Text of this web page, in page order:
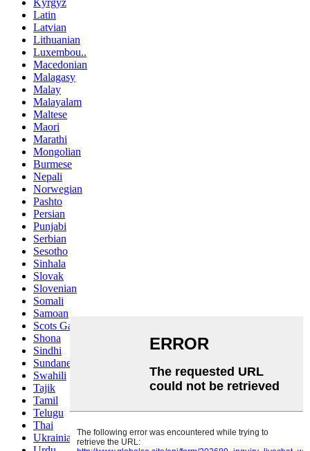
Kyrgyz
Latin
Latvian
Lithuanian
Luxembou..
Macedonian
Malagasy
Malay
Malayalam
Maltese
Maori
Marathi
Mongolian
Burmese
Nepali
Norwegian
Pashto
Persian
Punjabi
Serbian
Sesotho
Sinhala
Slovak
Slovenian
Somali
Samoan
Scots Gaelic
Shona
Sindhi
Sundanese
Swahili
Tajik
Tamil
Telugu
Thai
Ukrainian